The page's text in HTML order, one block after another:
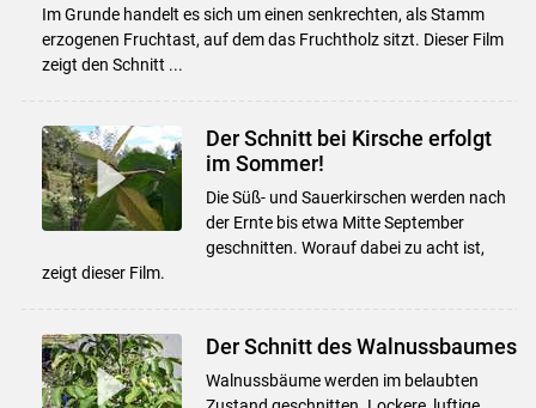
Im Grunde handelt es sich um einen senkrechten, als Stamm
erzogenen Fruchtast, auf dem das Fruchtholz sitzt. Dieser Film
zeigt den Schnitt ...
Der Schnitt bei Kirsche erfolgt
im Sommer!
Die Süß- und Sauerkirschen werden nach
der Ernte bis etwa Mitte September
geschnitten. Worauf dabei zu acht ist,
zeigt dieser Film.
Der Schnitt des Walnussbaumes
Walnussbäume werden im belaubten